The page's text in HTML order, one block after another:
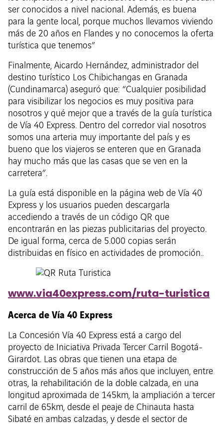
ser conocidos a nivel nacional. Además, es buena
para la gente local, porque muchos llevamos viviendo
más de 20 años en Flandes y no conocemos la oferta
turística que tenemos”
Finalmente, Aicardo Hernández, administrador del
destino turístico Los Chibichangas en Granada
(Cundinamarca) aseguró que: “Cualquier posibilidad
para visibilizar los negocios es muy positiva para
nosotros y qué mejor que a través de la guía turística
de Vía 40 Express. Dentro del corredor vial nosotros
somos una arteria muy importante del país y es
bueno que los viajeros se enteren que en Granada
hay mucho más que las casas que se ven en la
carretera”.
La guía está disponible en la página web de Vía 40
Express y los usuarios pueden descargarla
accediendo a través de un código QR que
encontrarán en las piezas publicitarias del proyecto.
De igual forma, cerca de 5.000 copias serán
distribuidas en físico en actividades de promoción..
www.via40express.com/ruta-turistica
Acerca de Vía 40 Express
La Concesión Vía 40 Express está a cargo del
proyecto de Iniciativa Privada Tercer Carril Bogotá-
Girardot. Las obras que tienen una etapa de
construcción de 5 años más años que incluyen, entre
otras, la rehabilitación de la doble calzada, en una
longitud aproximada de 145km, la ampliación a tercer
carril de 65km, desde el peaje de Chinauta hasta
Sibaté en ambas calzadas, y desde el sector de